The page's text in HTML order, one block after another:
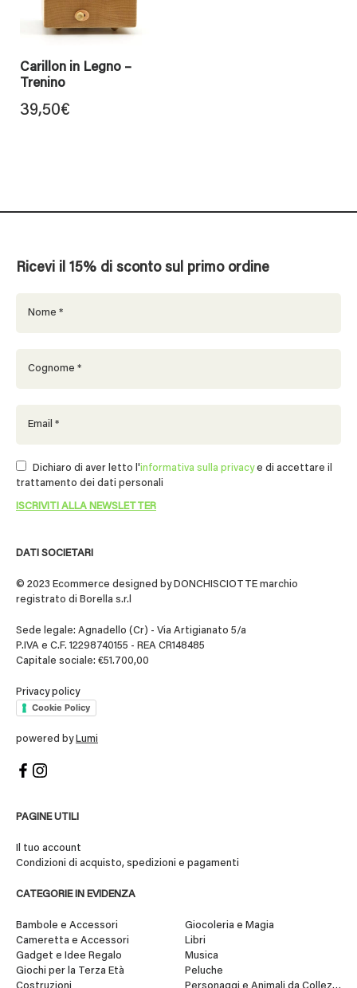
Carillon in Legno –
Trenino
39,50€
DATI SOCIETARI
© 2023 Ecommerce designed by DONCHISCIOTTE marchio
registrato di Borella s.r.l
Sede legale: Agnadello (Cr) - Via Artigianato 5/a
P.IVA e C.F. 12298740155 - REA CR148485
Capitale sociale: €51.700,00
Privacy policy
Cookie Policy
powered by Lumi
PAGINE UTILI
Il tuo account
Condizioni di acquisto, spedizioni e pagamenti
CATEGORIE IN EVIDENZA
Bambole e Accessori
Cameretta e Accessori
Gadget e Idee Regalo
Giochi per la Terza Età
Costruzioni
Giocoleria e Magia
Libri
Musica
Peluche
Personaggi e Animali da Collezione
Ricevi il 15% di sconto sul primo ordine
Dichiaro di aver letto l'informativa sulla privacye di accettare il
trattamento dei dati personali